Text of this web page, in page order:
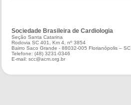
Sociedade Brasileira de Cardiologia
Seção Santa Catarina
Rodovia SC 401, Km 4, nº 3854
Bairro Saco Grande - 88032-005 Florianópolis – SC
Telefone: (48) 3231-0346
E-mail: scc@acm.org.br